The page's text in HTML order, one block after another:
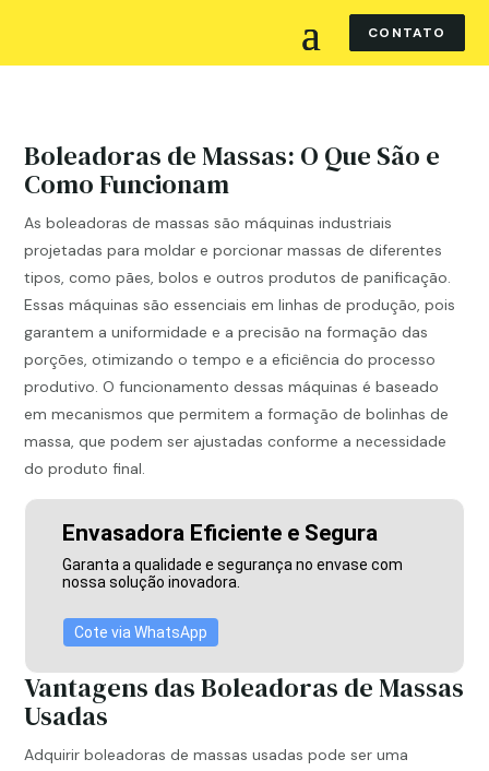
CONTATO
Boleadoras de Massas: O Que São e
Como Funcionam
As boleadoras de massas são máquinas industriais
projetadas para moldar e porcionar massas de diferentes
tipos, como pães, bolos e outros produtos de panificação.
Essas máquinas são essenciais em linhas de produção, pois
garantem a uniformidade e a precisão na formação das
porções, otimizando o tempo e a eficiência do processo
produtivo. O funcionamento dessas máquinas é baseado
em mecanismos que permitem a formação de bolinhas de
massa, que podem ser ajustadas conforme a necessidade
do produto final.
Envasadora Eficiente e Segura
Garanta a qualidade e segurança no envase com
nossa solução inovadora.
Cote via WhatsApp
Vantagens das Boleadoras de Massas
Usadas
Adquirir boleadoras de massas usadas pode ser uma